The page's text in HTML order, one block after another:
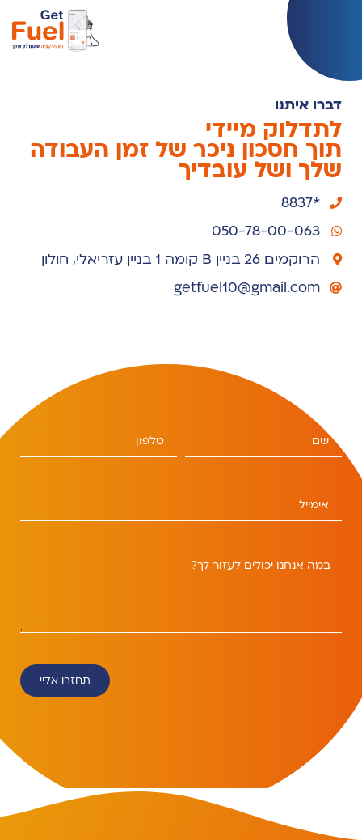
דברו איתנו
לתדלוק מיידי
תוך חסכון ניכר של זמן העבודה
שלך ושל עובדיך
*8837
050-78-00-063
הרוקמים 26 בניין B קומה 1 בניין עזריאלי, חולון
getfuel10@gmail.com
תחזרו אליי